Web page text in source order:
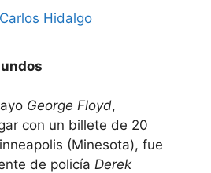
Carlos Hidalgo
George Floyd,
con un billete de 20
(Minesota), fue
de policía Derek